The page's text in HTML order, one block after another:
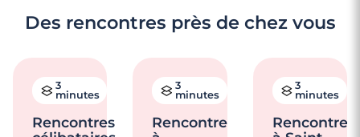
Des rencontres près de chez vous
3
minutes
Rencontres
3
minutes
Rencontre
3
minutes
Rencontre